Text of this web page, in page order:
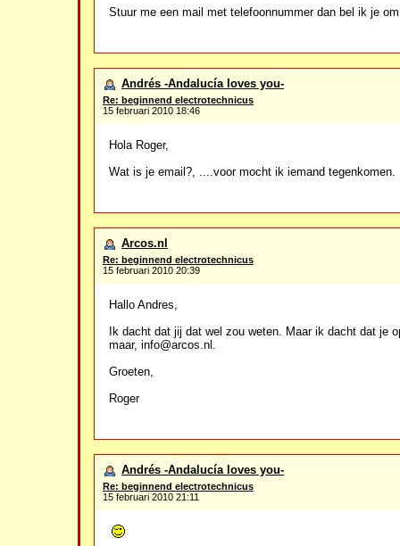
Stuur me een mail met telefoonnummer dan bel ik je
Andrés -Andalucía loves you-
Re: beginnend electrotechnicus
15 februari 2010 18:46
Hola Roger,
Wat is je email?, ....voor mocht ik iemand tegenkomen.
Arcos.nl
Re: beginnend electrotechnicus
15 februari 2010 20:39
Hallo Andres,
Ik dacht dat jij dat wel zou weten. Maar ik dacht dat je
maar, info@arcos.nl.
Groeten,
Roger
Andrés -Andalucía loves you-
Re: beginnend electrotechnicus
15 februari 2010 21:11